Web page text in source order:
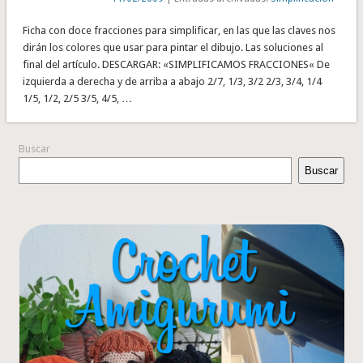
Ficha con doce fracciones para simplificar, en las que las claves nos
dirán los colores que usar para pintar el dibujo. Las soluciones al
final del artículo. DESCARGAR: «SIMPLIFICAMOS FRACCIONES« De
izquierda a derecha y de arriba a abajo 2/7, 1/3, 3/2 2/3, 3/4, 1/4
1/5, 1/2, 2/5 3/5, 4/5, …
Buscar
Buscar